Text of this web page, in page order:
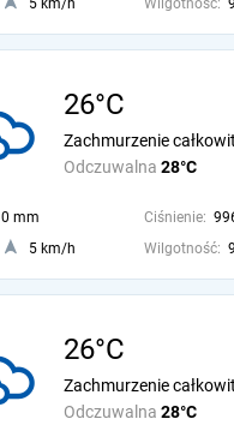
5 km/h Wilgotność:
26°C
Odczuwalna 28°C
Zachmurzenie
0 mm Ciśnienie:
5 km/h Wilgotność:
26°C
Odczuwalna 28°C
Zachmurzenie